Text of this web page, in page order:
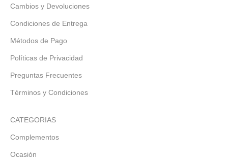
Cambios y Devoluciones
Condiciones de Entrega
Métodos de Pago
Políticas de Privacidad
Preguntas Frecuentes
Términos y Condiciones
CATEGORIAS
Complementos
Ocasión